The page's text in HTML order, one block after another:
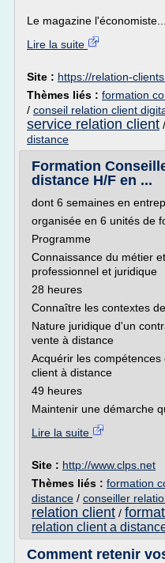
Le magazine l'économiste...
Lire la suite
Site : https://relation-
Thèmes liés : formation
/ conseil relation client
service relation client /
distance
Formation
distance H/F en ...
dont 6 semaines en
organisée en 6 unités de
Programme
Connaissance du métier
professionnel et juridique
28 heures
Connaître les contextes
Nature juridique d'un
vente à distance
Acquérir les
client à distance
49 heures
Maintenir une démarche
Lire la suite
Site : http://www.clps.net
Thèmes liés : formation
distance / conseiller
relation client /
relation client a
Comment retenir